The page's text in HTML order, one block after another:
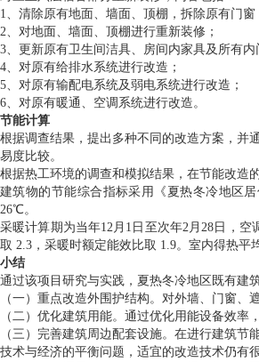
1、清除原有地面、墙面、顶棚，拆除原有门窗
2、对地面、墙面、顶棚进行重新装修；
3、更新原有卫生间洁具、房间内家具及所有内
4、对原有给排水系统进行改造；
5、对原有输配电系统及弱电系统进行改造；
6、对原有暖通、空调系统进行改造。
节能计算
根据调查结果，提出多种不同的改造方案，并
易度比较。
根据热工环境的调查和模拟结果，在节能改造
建筑物的节能综合指标采用《夏热冬冷地区
26℃。
采暖计算期为当年12月1日至次年2月28日，
取 2.3，采暖时额定能效比取 1.9。室内得热平
小结
通过该项目研究与实践，夏热冬冷地区既有建
（一）重点改造外围护结构。对外墙、门窗
（二）优化建筑用能。通过优化用能设备效率
（三）完善建筑周边配套设施。在进行建筑
技术与经济的平衡问题，适宜的改造技术仍有